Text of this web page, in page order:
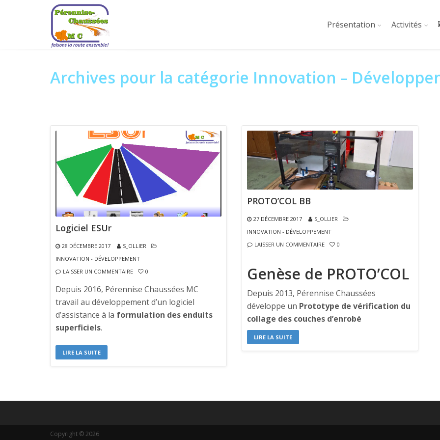
Présentation Activités
Archives pour la catégorie Innovation –
Logiciel ESUr
28 DÉCEMBRE 2017
S_OLLIER
INNOVATION - DÉVELOPPEMENT
LAISSER UN COMMENTAIRE
0
Depuis 2016, Pérennise Chaussées MC
travail au développement d’un logiciel
d’assistance à la formulation des enduits
superficiels.
LIRE LA SUITE
PROTO’COL BB
27 DÉCEMBRE 2017
S_OLLIER
INNOVATION - DÉVELOPPEMENT
LAISSER UN COMMENTAIRE
0
Genèse de PROTO’COL
Depuis 2013, Pérennise Chaussées
développe un Prototype de vérification du
collage des couches d’enrobé
LIRE LA SUITE
Copyright © 2026